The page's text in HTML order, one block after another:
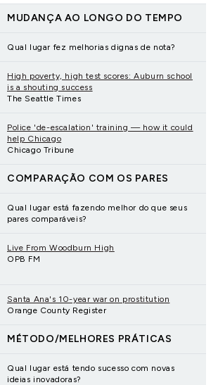
MUDANÇA AO LONGO DO TEMPO
Qual lugar fez melhorias dignas de nota?
High poverty, high test scores: Auburn school
is a shouting success
The Seattle Times
Police 'de-escalation' training — how it could
help Chicago
Chicago Tribune
COMPARAÇÃO COM OS PARES
Qual lugar está fazendo melhor do que seus
pares comparáveis?
Live From Woodburn High
OPB FM
Santa Ana's 10-year war on prostitution
Orange County Register
MÉTODO/MELHORES PRÁTICAS
Qual lugar está tendo sucesso com novas
ideias inovadoras?